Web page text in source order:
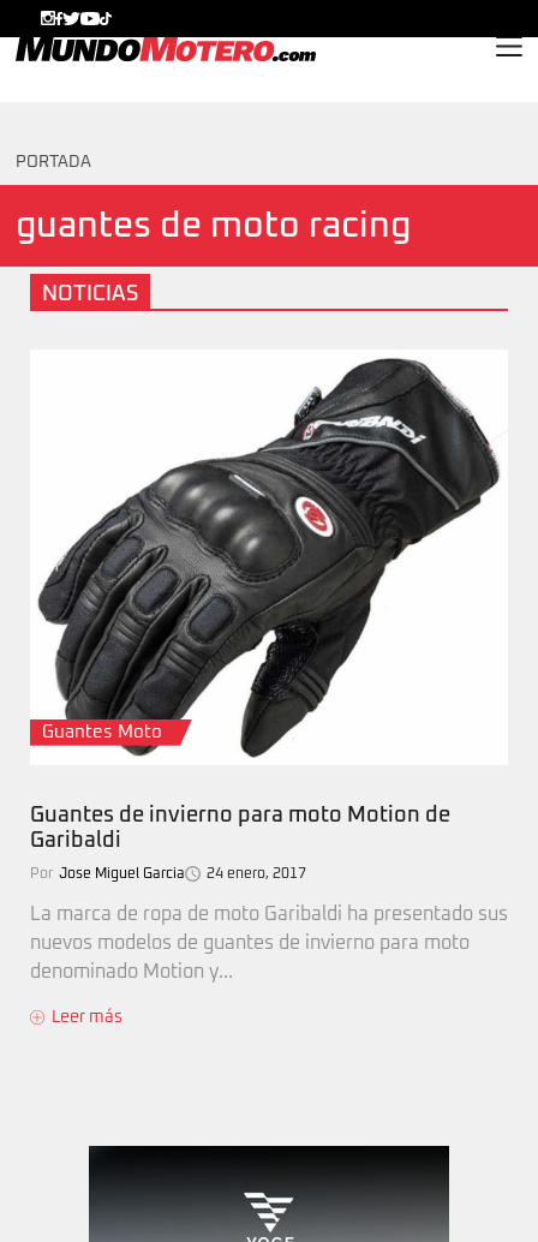
PORTADA
guantes de moto racing
NOTICIAS
Guantes Moto
Guantes de invierno para moto Motion de
Garibaldi
Por Jose Miguel Garcia 24 enero, 2017
La marca de ropa de moto Garibaldi ha presentado sus
nuevos modelos de guantes de invierno para moto
denominado Motion y...
Leer más